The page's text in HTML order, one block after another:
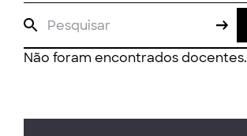
Não foram encontrados docentes.